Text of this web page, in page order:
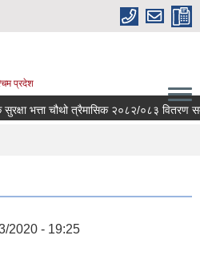
प्रदेश
भत्ता चौथो त्रैमासिक २०८२/०८३ वितरण
2020 - 19:25